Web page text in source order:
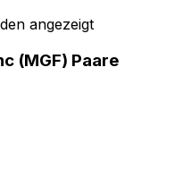
angezeigt
(MGF) Paare